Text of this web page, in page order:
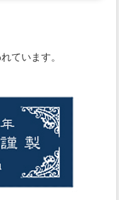
ています。